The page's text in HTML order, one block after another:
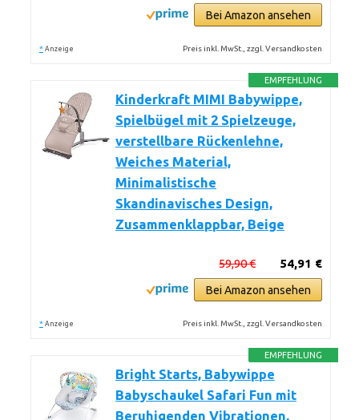
Bei Amazon ansehen
* Anzeige Preis inkl. MwSt., zzgl. Versandkosten
EMPFEHLUNG
Kinderkraft MIMI Babywippe,
Spielbügel mit 2 Spielzeuge,
verstellbare Rückenlehne,
Weiches Material,
Minimalistische
Skandinavisches Design,
Zusammenklappbar, Beige
54,91 €
59,90 €
Bei Amazon ansehen
* Anzeige Preis inkl. MwSt., zzgl. Versandkosten
EMPFEHLUNG
Bright Starts, Babywippe
Babyschaukel Safari Fun mit
Beruhigenden Vibrationen,